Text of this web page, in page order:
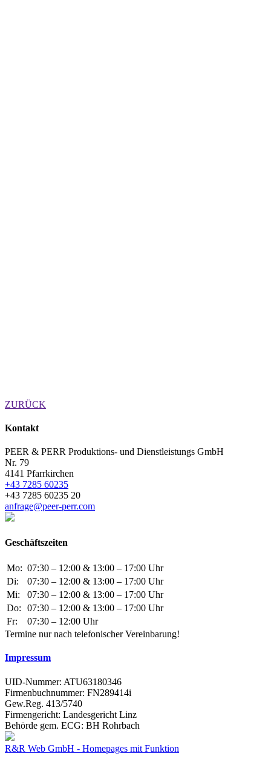
ZURÜCK
Kontakt
PEER & PERR Produktions- und Dienstleistungs GmbH
Nr. 79
4141 Pfarrkirchen
+43 7285 60235
+43 7285 60235 20
anfrage@peer-perr.com
Geschäftszeiten
Mo: 07:30 – 12:00 & 13:00 – 17:00 Uhr
Di:
07:30 – 12:00 & 13:00 – 17:00 Uhr
Mi:
07:30 – 12:00 & 13:00 – 17:00 Uhr
Do:
07:30 – 12:00 & 13:00 – 17:00 Uhr
Fr:
07:30 – 12:00 Uhr
Termine nur nach telefonischer Vereinbarung!
Impressum
UID-Nummer: ATU63180346
Firmenbuchnummer: FN289414i
Gew.Reg. 413/5740
Firmengericht: Landesgericht Linz
Behörde gem. ECG: BH Rohrbach
R&R Web GmbH - Homepages mit Funktion